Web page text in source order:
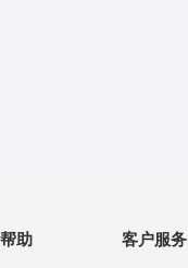
帮助 客户服务